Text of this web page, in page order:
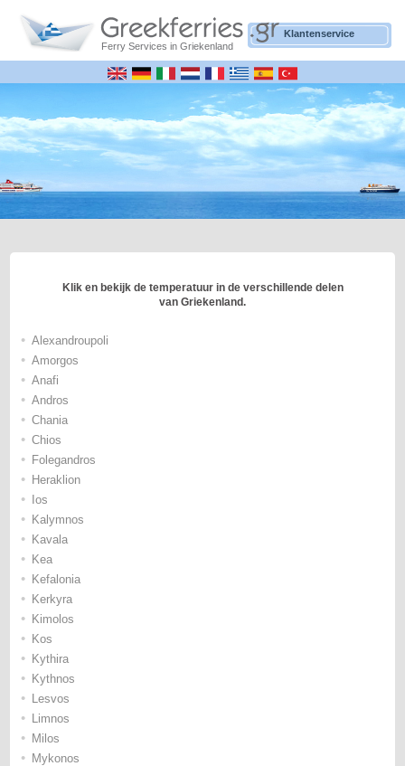
Ferry Services in Griekenland
Klantenservice
Klik en bekijk de temperatuur in de verschillende delen
van Griekenland.
• Alexandroupoli
• Amorgos
• Anafi
• Andros
• Chania
• Chios
• Folegandros
• Heraklion
• Ios
• Kalymnos
• Kavala
• Kea
• Kefalonia
• Kerkyra
• Kimolos
• Kos
• Kythira
• Kythnos
• Lesvos
• Limnos
• Milos
• Mykonos